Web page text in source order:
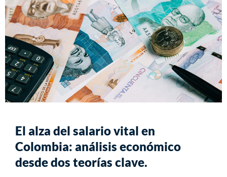
El alza del salario vital en
Colombia: análisis económico
desde dos teorías clave.